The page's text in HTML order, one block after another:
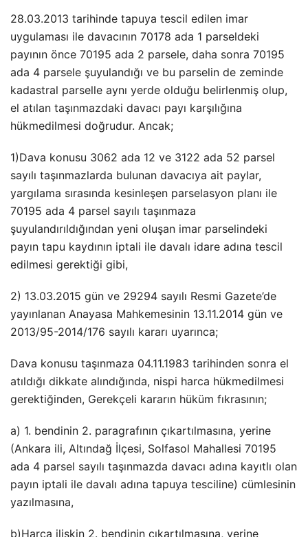
28.03.2013 tarihinde tapuya tescil edilen imar
uygulaması ile davacının 70178 ada 1 parseldeki
payının önce 70195 ada 2 parsele, daha sonra 70195
ada 4 parsele şuyulandığı ve bu parselin de zeminde
kadastral parselle aynı yerde olduğu belirlenmiş olup,
el atılan taşınmazdaki davacı payı karşılığına
hükmedilmesi doğrudur. Ancak;
1)Dava konusu 3062 ada 12 ve 3122 ada 52 parsel
sayılı taşınmazlarda bulunan davacıya ait paylar,
yargılama sırasında kesinleşen parselasyon planı ile
70195 ada 4 parsel sayılı taşınmaza
şuyulandırıldığından yeni oluşan imar parselindeki
payın tapu kaydının iptali ile davalı idare adına tescil
edilmesi gerektiği gibi,
2) 13.03.2015 gün ve 29294 sayılı Resmi Gazete’de
yayınlanan Anayasa Mahkemesinin 13.11.2014 gün ve
2013/95-2014/176 sayılı kararı uyarınca;
Dava konusu taşınmaza 04.11.1983 tarihinden sonra el
atıldığı dikkate alındığında, nispi harca hükmedilmesi
gerektiğinden, Gerekçeli kararın hüküm fıkrasının;
a) 1. bendinin 2. paragrafının çıkartılmasına, yerine
(Ankara ili, Altındağ İlçesi, Solfasol Mahallesi 70195
ada 4 parsel sayılı taşınmazda davacı adına kayıtlı olan
payın iptali ile davalı adına tapuya tesciline) cümlesinin
yazılmasına,
b)Harca ilişkin 2. bendinin çıkartılmasına, yerine